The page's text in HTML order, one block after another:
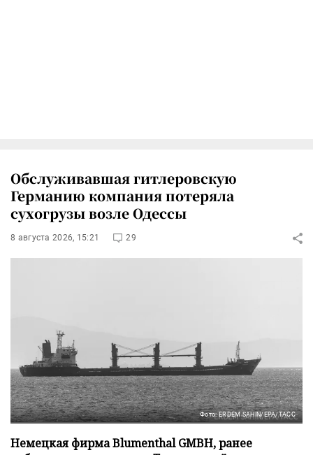
Обслуживавшая гитлеровскую
Германию компания потеряла
сухогрузы возле Одессы
8 августа 2026, 15:21 29
Фото: ERDEM SAHIN/EPA/ТАСС
Немецкая фирма Blumenthal GMBH, ранее